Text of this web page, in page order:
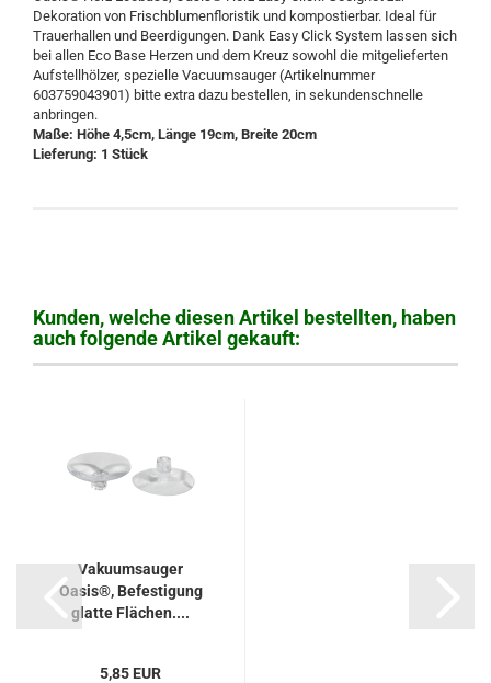
Dekoration von Frischblumenfloristik und kompostierbar. Ideal für
Trauerhallen und Beerdigungen. Dank Easy Click System lassen sich
bei allen Eco Base Herzen und dem Kreuz sowohl die mitgelieferten
Aufstellhölzer, spezielle Vacuumsauger (Artikelnummer
603759043901) bitte extra dazu bestellen, in sekundenschnelle
anbringen.
Maße: Höhe 4,5cm, Länge 19cm, Breite 20cm
Lieferung: 1 Stück
Kunden, welche diesen Artikel bestellten, haben
auch folgende Artikel gekauft:
Vakuumsauger
Oasis®, Befestigung
glatte Flächen....
5,85 EUR